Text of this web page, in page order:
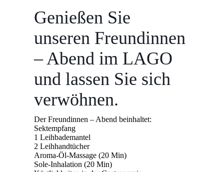
Genießen Sie
unseren Freundinnen
– Abend im LAGO
und lassen Sie sich
verwöhnen.
Der Freundinnen – Abend beinhaltet:
Sektempfang
1 Leihbademantel
2 Leihhandtücher
Aroma-Öl-Massage (20 Min)
Sole-Inhalation (20 Min)